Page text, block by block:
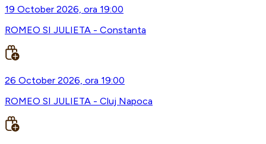
19 October 2026, ora 19:00
ROMEO SI JULIETA - Constanta
26 October 2026, ora 19:00
ROMEO SI JULIETA - Cluj Napoca